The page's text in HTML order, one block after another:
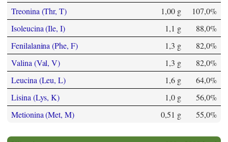
Treonina (Thr, T)
1,00 g
107,0%
Isoleucina (Ile, I)
1,1 g
88,0%
Fenilalanina (Phe, F)
1,3 g
82,0%
Valina (Val, V)
1,3 g
82,0%
Leucina (Leu, L)
1,6 g
64,0%
Lisina (Lys, K)
1,0 g
56,0%
Metionina (Met, M)
0,51 g 55,0%